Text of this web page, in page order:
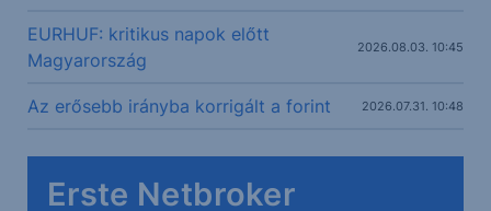
EURHUF: kritikus napok előtt
Magyarország
2026.08.03. 10:45
Az erősebb irányba korrigált a forint 2026.07.31. 10:48
Erste Netbroker